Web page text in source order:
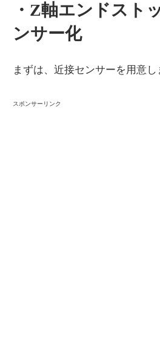
・Z軸エンドスト
ンサー化
まずは、近接センサーを用意し
スポンサーリンク